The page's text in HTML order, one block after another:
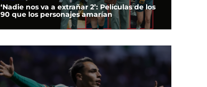
‘Nadie nos va a extrañar 2’: Películas de los
90 que los personajes amarían